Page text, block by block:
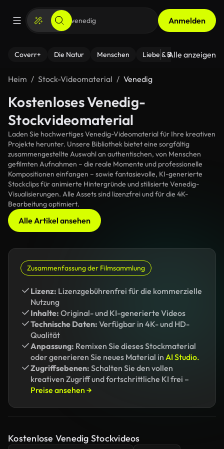
Anmelden
Coverr+ Die Natur Menschen Liebe & Beziehungen
Alle anzeigen
Heim Stock-Videomaterial Venedig
Kostenloses Venedig-
Stockvideomaterial
Laden Sie hochwertiges Venedig-Videomaterial für Ihre kreativen
Projekte herunter. Unsere Bibliothek bietet eine sorgfältig
zusammengestellte Auswahl an authentischen, von Menschen
gefilmten Aufnahmen – die reale Momente und professionelle
Kompositionen einfangen – sowie fantasievolle, KI-generierte
Stockclips für animierte Hintergründe und stilisierte Venedig-
Visualisierungen. Alle Assets sind lizenzfrei und für die 4K-
Bearbeitung optimiert.
Alle Artikel ansehen
Zusammenfassung der Filmsammlung
Lizenz: Lizenzgebührenfrei für die kommerzielle
Nutzung
Inhalte: Original- und KI-generierte Videos
Technische Daten: Verfügbar in 4K- und HD-
Qualität
Anpassung: Remixen Sie dieses Stockmaterial
oder generieren Sie neues Material in AI Studio.
Zugriffsebenen: Schalten Sie den vollen
kreativen Zugriff und fortschrittliche KI frei –
Preise ansehen →
Kostenlose Venedig Stockvideos